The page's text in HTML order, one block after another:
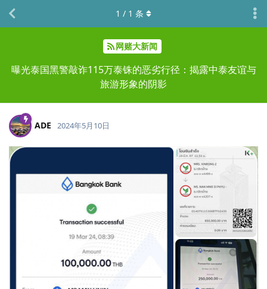
网赌大新闻
曝光泰国黑警敲诈115万泰铢的恶劣行径：揭露中泰友谊与
旅游形象的阴影
1 / 1 条
ADE 2024年5月10日